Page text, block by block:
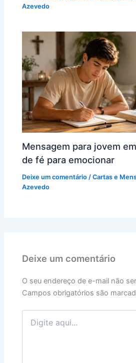
Azevedo
Mensagem para jovem
de fé para emocionar
Deixe um comentário /Cartas e
Azevedo
Deixe um comentário
O seu endereço de e-mail não
Campos obrigatórios são
Digite
aqui...